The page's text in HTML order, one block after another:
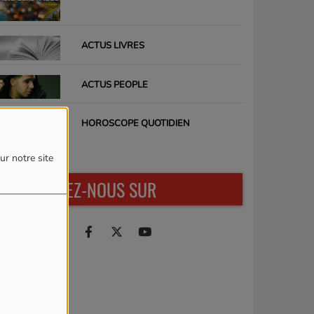
notre site
ACTUS LIVRES
ACTUS PEOPLE
HOROSCOPE QUOTIDIEN
RETROUVEZ-NOUS SUR